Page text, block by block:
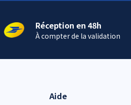
Réception en 48h
À compter de la validation
Aide